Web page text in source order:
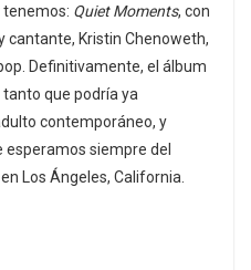
tenemos: Quiet Moments, con
cantante, Kristin Chenoweth,
Definitivamente, el álbum
que podría ya
contemporáneo, y
siempre del
Los Ángeles, California.